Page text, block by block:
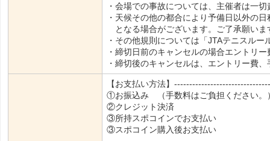
・会場での事故については、主催者は一
・天候その他の都合により予備日以外の
となる場合がございます。ご了承願いま
・その他規則については「JTAテニスルー
・締切日前のキャンセルの場合エントリ
・締切後のキャンセルは、エントリー費
【お支払い方法】
①お振込み （手数料はご負担ください。
②クレジット決済
③所持スポコインでお支払い
③スポコイン購入後お支払い